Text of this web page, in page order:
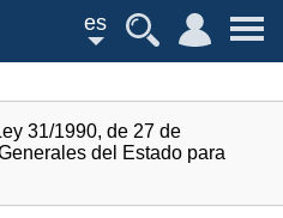
es
31/1990, de 27 de
del Estado para